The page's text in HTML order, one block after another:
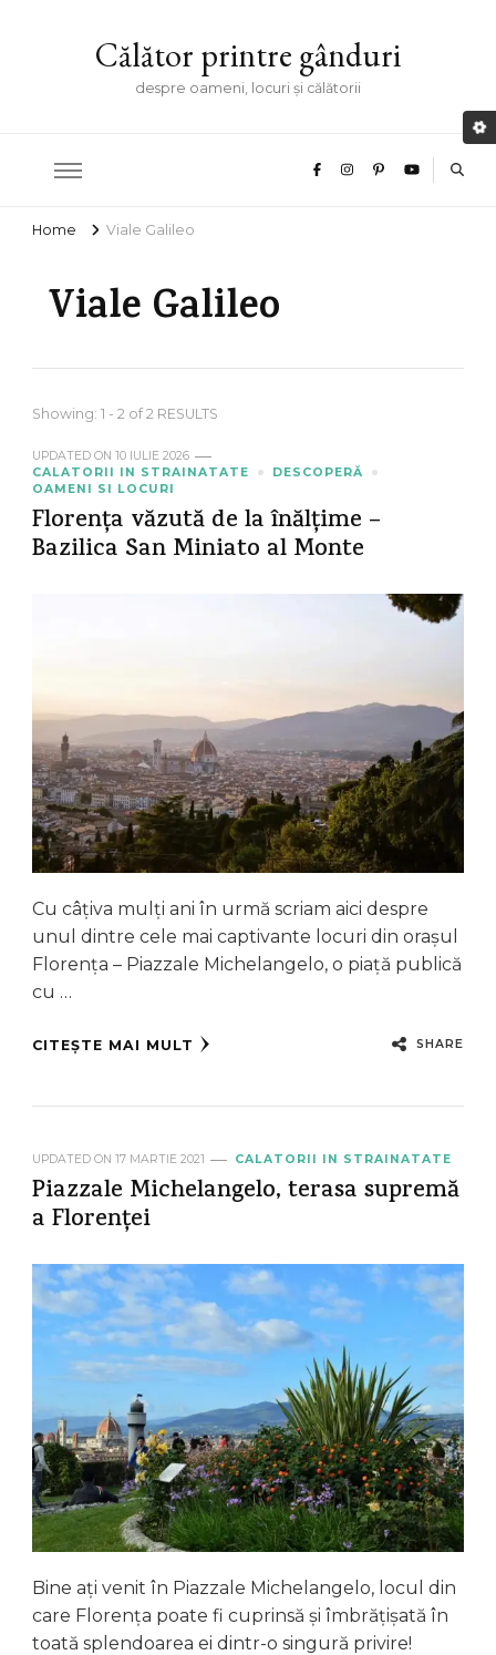
Călător printre gânduri
despre oameni, locuri și călătorii
Home Viale Galileo
Viale Galileo
Showing: 1 - 2 of 2 RESULTS
UPDATED ON 10 IULIE 2026
CALATORII IN STRAINATATE
DESCOPERĂ
OAMENI SI LOCURI
Florența văzută de la înălțime –
Bazilica San Miniato al Monte
Cu câțiva mulți ani în urmă scriam aici despre
unul dintre cele mai captivante locuri din orașul
Florența – Piazzale Michelangelo, o piață publică
cu …
CITEȘTE MAI MULT SHARE
UPDATED ON 17 MARTIE 2021 CALATORII IN STRAINATATE
Piazzale Michelangelo, terasa supremă
a Florenței
Bine ați venit în Piazzale Michelangelo, locul din
care Florența poate fi cuprinsă și îmbrățișată în
toată splendoarea ei dintr-o singură privire!